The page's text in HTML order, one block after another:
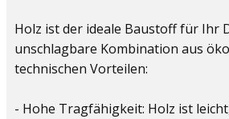
Holz ist der ideale Baustoff für Ihr
unschlagbare Kombination aus
technischen Vorteilen:
- Hohe Tragfähigkeit: Holz ist